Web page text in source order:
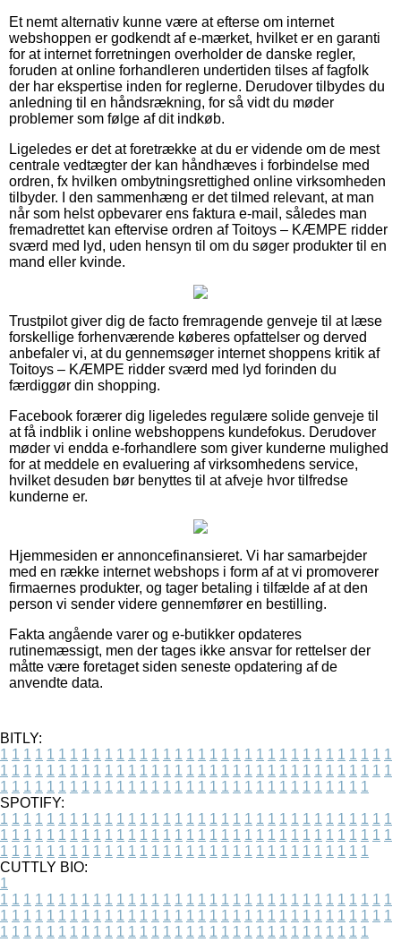
Et nemt alternativ kunne være at efterse om internet
webshoppen er godkendt af e-mærket, hvilket er en garanti
for at internet forretningen overholder de danske regler,
foruden at online forhandleren undertiden tilses af fagfolk
der har ekspertise inden for reglerne. Derudover tilbydes du
anledning til en håndsrækning, for så vidt du møder
problemer som følge af dit indkøb.
Ligeledes er det at foretrække at du er vidende om de mest
centrale vedtægter der kan håndhæves i forbindelse med
ordren, fx hvilken ombytningsrettighed online virksomheden
tilbyder. I den sammenhæng er det tilmed relevant, at man
når som helst opbevarer ens faktura e-mail, således man
fremadrettet kan eftervise ordren af Toitoys – KÆMPE ridder
sværd med lyd, uden hensyn til om du søger produkter til en
mand eller kvinde.
Trustpilot giver dig de facto fremragende genveje til at læse
forskellige forhenværende køberes opfattelser og derved
anbefaler vi, at du gennemsøger internet shoppens kritik af
Toitoys – KÆMPE ridder sværd med lyd forinden du
færdiggør din shopping.
Facebook forærer dig ligeledes regulære solide genveje til
at få indblik i online webshoppens kundefokus. Derudover
møder vi endda e-forhandlere som giver kunderne mulighed
for at meddele en evaluering af virksomhedens service,
hvilket desuden bør benyttes til at afveje hvor tilfredse
kunderne er.
Hjemmesiden er annoncefinansieret. Vi har samarbejder
med en række internet webshops i form af at vi promoverer
firmaernes produkter, og tager betaling i tilfælde af at den
person vi sender videre gennemfører en bestilling.
Fakta angående varer og e-butikker opdateres
rutinemæssigt, men der tages ikke ansvar for rettelser der
måtte være foretaget siden seneste opdatering af de
anvendte data.
BITLY:
1 1 1 1 1 1 1 1 1 1 1 1 1 1 1 1 1 1 1 1 1 1 1 1 1 1 1 1 1 1 1 1 1 1
1 1 1 1 1 1 1 1 1 1 1 1 1 1 1 1 1 1 1 1 1 1 1 1 1 1 1 1 1 1 1 1 1 1
1 1 1 1 1 1 1 1 1 1 1 1 1 1 1 1 1 1 1 1 1 1 1 1 1 1 1 1 1 1 1 1
SPOTIFY:
1 1 1 1 1 1 1 1 1 1 1 1 1 1 1 1 1 1 1 1 1 1 1 1 1 1 1 1 1 1 1 1 1 1
1 1 1 1 1 1 1 1 1 1 1 1 1 1 1 1 1 1 1 1 1 1 1 1 1 1 1 1 1 1 1 1 1 1
1 1 1 1 1 1 1 1 1 1 1 1 1 1 1 1 1 1 1 1 1 1 1 1 1 1 1 1 1 1 1 1
CUTTLY BIO:
1
1 1 1 1 1 1 1 1 1 1 1 1 1 1 1 1 1 1 1 1 1 1 1 1 1 1 1 1 1 1 1 1 1 1
1 1 1 1 1 1 1 1 1 1 1 1 1 1 1 1 1 1 1 1 1 1 1 1 1 1 1 1 1 1 1 1 1 1
1 1 1 1 1 1 1 1 1 1 1 1 1 1 1 1 1 1 1 1 1 1 1 1 1 1 1 1 1 1 1 1